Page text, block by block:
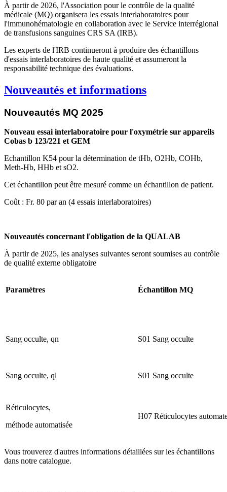
À partir de 2026, l'Association pour le contrôle de la qualité
médicale (MQ) organisera les essais interlaboratoires pour
l'immunohématologie en collaboration avec le Service interrégional
de transfusions sanguines CRS SA (IRB).
Les experts de l'IRB continueront à produire des échantillons
d'essais interlaboratoires de haute qualité et assumeront la
responsabilité technique des évaluations.
Nouveautés et informations
Nouveautés MQ 2025
Nouveau essai interlaboratoire pour l'oxymétrie sur appareils
Cobas b 123/221 et GEM
Echantillon K54 pour la détermination de tHb, O2Hb, COHb,
Meth-Hb, HHb et sO2.
Cet échantillon peut être mesuré comme un échantillon de patient.
Coût : Fr. 80 par an (4 essais interlaboratoires)
Nouveautés concernant l'obligation de la QUALAB
À partir de 2025, les analyses suivantes seront soumises au contrôle
de qualité externe obligatoire
Paramètres Échantillon MQ
Sang occulte, qn S01 Sang occulte
Sang occulte, ql S01 Sang occulte
Réticulocytes,
méthode automatisée
H07 Réticulocytes
Vous trouverez d'autres informations détaillées sur les échantillons
dans notre catalogue.